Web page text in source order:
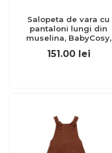
Salopeta de vara cu
pantaloni lungi din
muselina, BabyCosy,
(Marime: 18-24 Luni)
151.00 lei